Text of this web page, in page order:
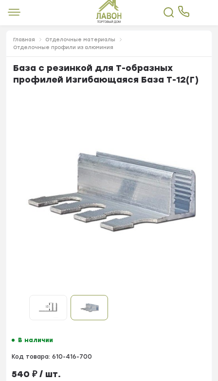
Главная
Отделочные материалы
Отделочные профили из алюминия
База с резинкой для Т-образных
профилей Изгибающаяся База Т-12(Г)
В наличии
Код товара: 610-416-700
540 ₽/ шт.